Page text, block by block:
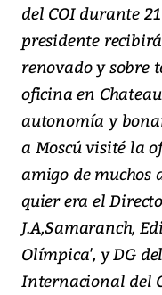
del COI durante
presidente
renovado y sobre
oficina en
autonomía y
a Moscú visité la
amigo de muchos
quier era el
J.A,Samaranch,
Olímpica', y DG
Internacional del